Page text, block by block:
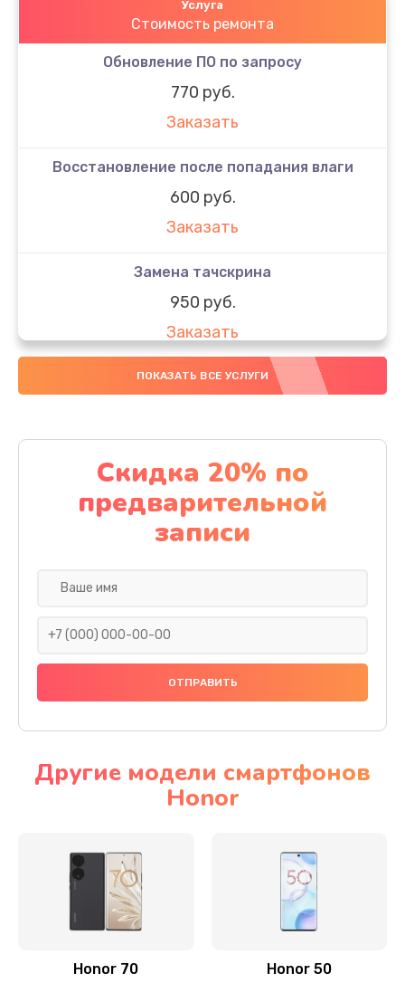
Услуга
Стоимость ремонта
Обновление ПО по запросу
770 руб.
Заказать
Восстановление после попадания влаги
600 руб.
Заказать
Замена тачскрина
950 руб.
Заказать
Замена динамиков
Заказать
Замена стекла
990 руб.
Заказать
Замена задней камеры
Замена динамика
Замена стекла камеры
Замена задней крышки
ПОКАЗАТЬ ВСЕ УСЛУГИ
Скидка 20% по
предварительной
записи
Другие модели смартфонов
Honor
Honor 70 Honor 50